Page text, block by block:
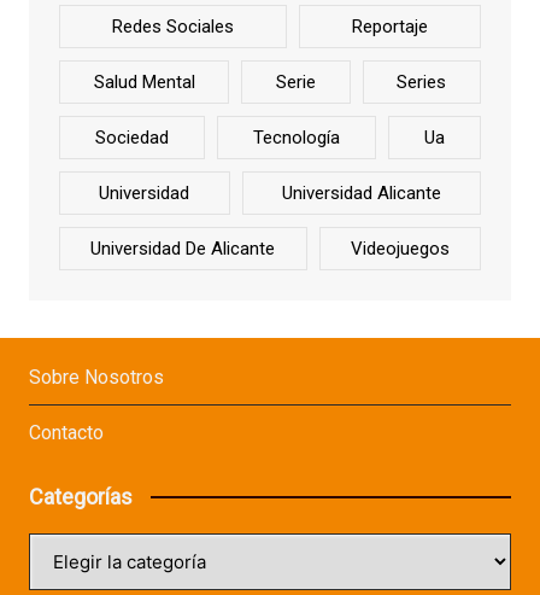
Redes Sociales Reportaje
Salud Mental Serie Series
Sociedad Tecnología Ua
Universidad Universidad Alicante
Universidad De Alicante Videojuegos
Sobre Nosotros
Contacto
Categorías